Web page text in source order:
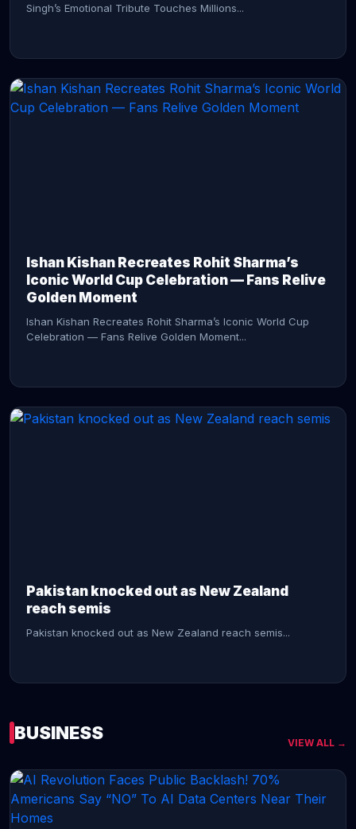
Singh’s Emotional Tribute Touches Millions...
Ishan Kishan Recreates Rohit Sharma’s
Iconic World Cup Celebration — Fans Relive
Golden Moment
Ishan Kishan Recreates Rohit Sharma’s Iconic World Cup
Celebration — Fans Relive Golden Moment...
Pakistan knocked out as New Zealand
reach semis
Pakistan knocked out as New Zealand reach semis...
CONTINUE READING →
BUSINESS VIEW ALL →